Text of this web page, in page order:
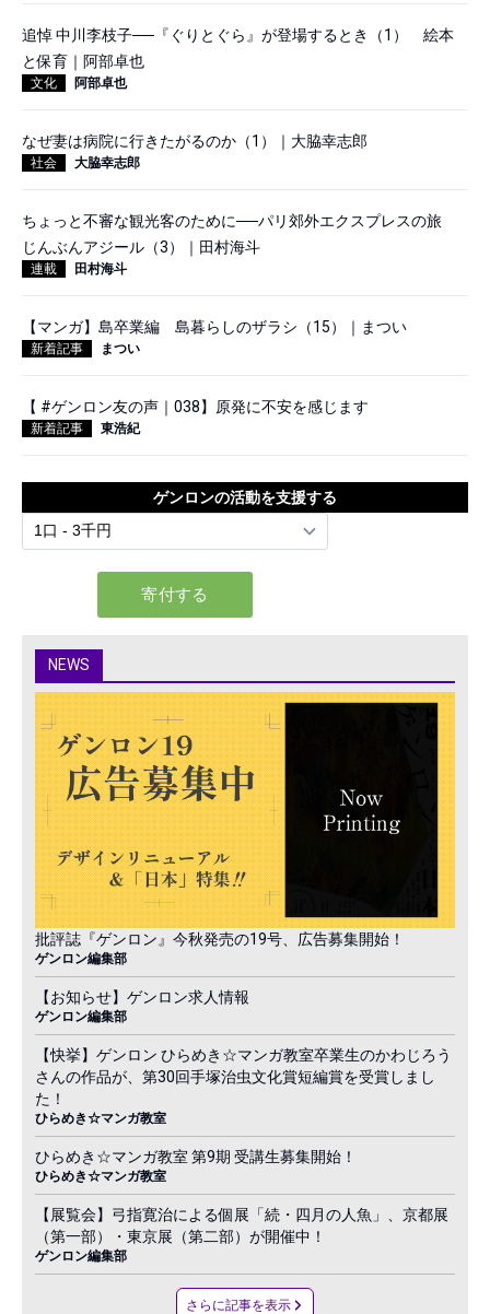
追悼 中川李枝子──『ぐりとぐら』が登場するとき（1） 絵本
と保育｜阿部卓也
文化 阿部卓也
なぜ妻は病院に行きたがるのか（1）｜大脇幸志郎
社会 大脇幸志郎
ちょっと不審な観光客のために──パリ郊外エクスプレスの旅
じんぶんアジール（3）｜田村海斗
連載 田村海斗
【マンガ】島卒業編 島暮らしのザラシ（15）｜まつい
新着記事 まつい
【 #ゲンロン友の声｜038】原発に不安を感じます
新着記事 東浩紀
ゲンロンの活動を支援する
NEWS
批評誌『ゲンロン』今秋発売の19号、広告募集開始！
ゲンロン編集部
【お知らせ】ゲンロン求人情報
ゲンロン編集部
【快挙】ゲンロン ひらめき☆マンガ教室卒業生のかわじろう
さんの作品が、第30回手塚治虫文化賞短編賞を受賞しまし
た！
ひらめき☆マンガ教室
ひらめき☆マンガ教室 第9期 受講生募集開始！
ひらめき☆マンガ教室
【展覧会】弓指寛治による個展「続・四月の人魚」、京都展
（第一部）・東京展（第二部）が開催中！
ゲンロン編集部
さらに記事を表示